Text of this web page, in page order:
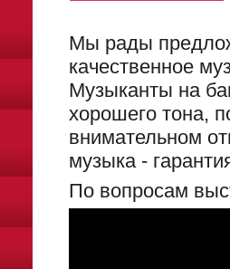
Мы рады
качественное
Музыканты на
хорошего тона,
внимательном
музыка -
По вопросам